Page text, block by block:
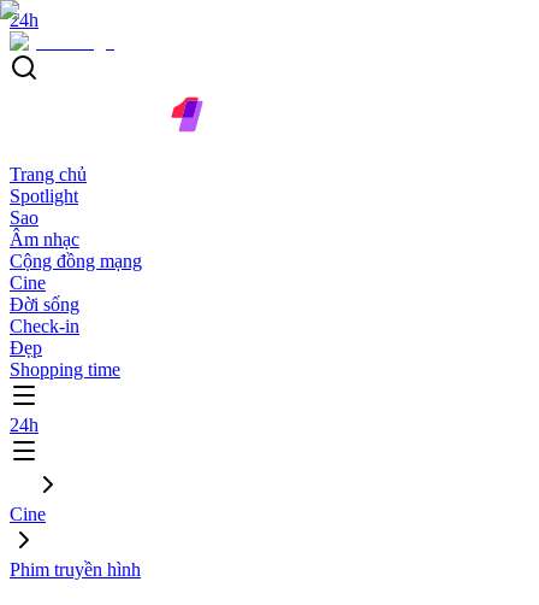
24h
Trang chủ
Spotlight
Sao
Âm nhạc
Cộng đồng mạng
Cine
Đời sống
Check-in
Đẹp
Shopping time
24h
Cine
Phim truyền hình